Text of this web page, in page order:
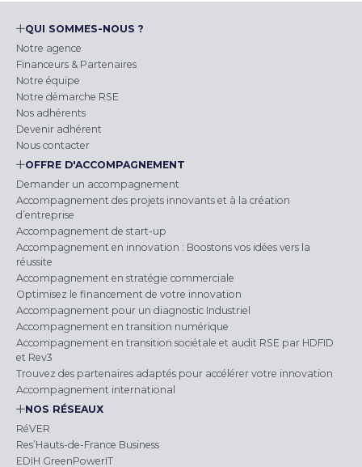
QUI SOMMES-NOUS ?
Notre agence
Financeurs & Partenaires
Notre équipe
Notre démarche RSE
Nos adhérents
Devenir adhérent
Nous contacter
OFFRE D'ACCOMPAGNEMENT
Demander un accompagnement
Accompagnement des projets innovants et à la création
d’entreprise
Accompagnement de start-up
Accompagnement en innovation : Boostons vos idées vers la
réussite
Accompagnement en stratégie commerciale
Optimisez le financement de votre innovation
Accompagnement pour un diagnostic Industriel
Accompagnement en transition numérique
Accompagnement en transition sociétale et audit RSE par HDFID
et Rev3
Trouvez des partenaires adaptés pour accélérer votre innovation
Accompagnement international
NOS RÉSEAUX
RéVER
Res’Hauts-de-France Business
EDIH GreenPowerIT